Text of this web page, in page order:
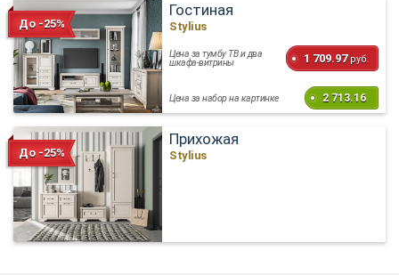
До -25%
Гостиная
Stylius
Цена за тумбу ТВ и два
шкафа-витрины 1 709.97 руб.
Цена за набор на картинке 2 713.16
До -25%
Прихожая
Stylius